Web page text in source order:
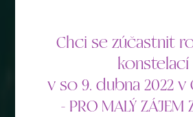
Chci se zúčastnit
konstelací
v so 9. dubna 2022
- PRO MALÝ ZÁJEM